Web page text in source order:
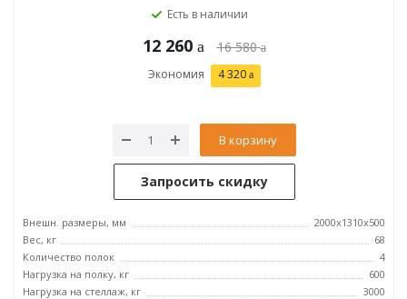
Есть в наличии
12 260 16 580
Экономия 4 320
В корзину
Запросить скидку
Внешн. размеры, мм
2000x1310x500
Вес, кг
68
Количество полок
4
Нагрузка на полку, кг
600
Нагрузка на стеллаж, кг
3000